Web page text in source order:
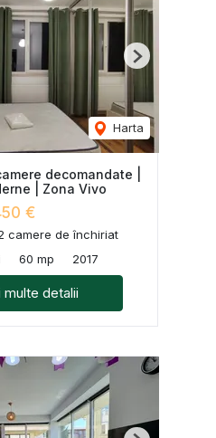
Harta
Next
decomandate |
| Zona Vivo
€
camere de închiriat
60 mp 2017
multe detalii